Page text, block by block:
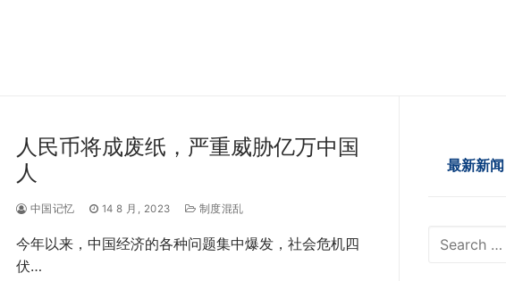
人民币将成废纸，严重威胁亿万中国
人
中国记忆 14 8 月, 2023 制度混乱
今年以来，中国经济的各种问题集中爆发，社会危机四
伏…
最新新闻
Search